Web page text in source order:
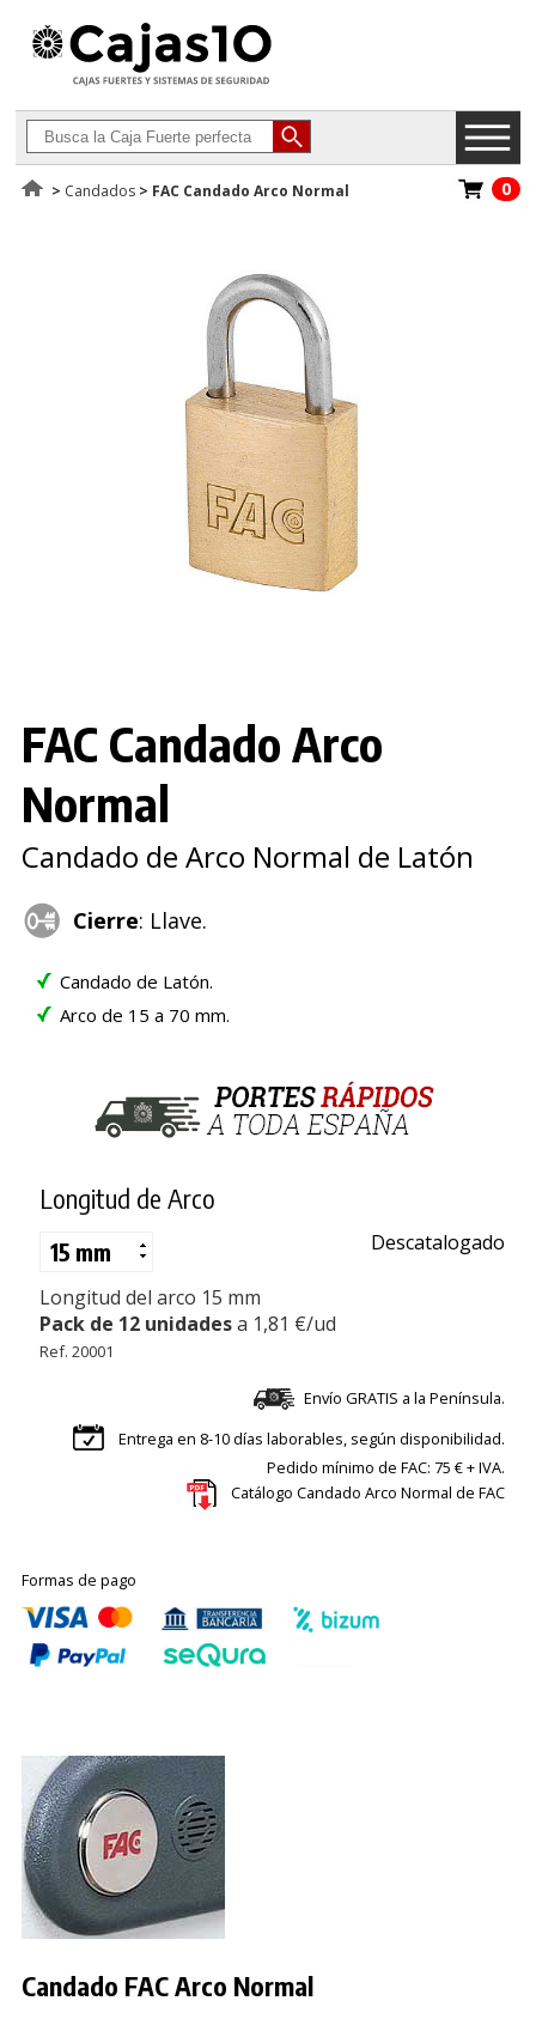
> Candados > FAC Candado Arco Normal 0
FAC Candado Arco
Normal
Candado de Arco Normal de Latón
Cierre: Llave.
Candado de Latón.
Arco de 15 a 70 mm.
Longitud de Arco
Longitud del arco 15 mm
Pack de 12 unidadesa 1,81 €/ud
Ref. 20001
Descatalogado
Envío GRATIS a la Península.
Entrega en 8-10 días laborables, según disponibilidad.
Pedido mínimo de FAC: 75 € + IVA.
Catálogo Candado Arco Normal de FAC
Formas de pago
Candado FAC Arco Normal